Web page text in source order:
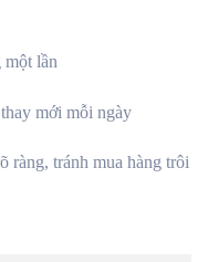
một lần
mới mỗi ngày
ràng, tránh mua hàng trôi